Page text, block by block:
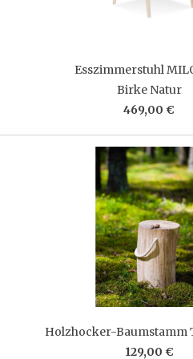
Esszimmerstuhl
Birke Natur
469,00 €
Holzhocker-Baumstamm
129,00 €